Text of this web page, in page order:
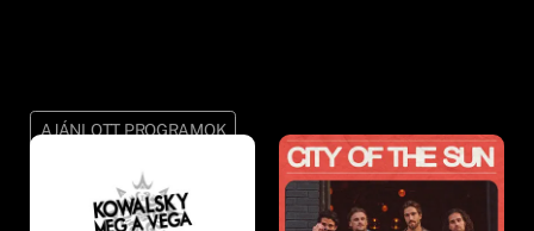
AJÁNLOTT PROGRAMOK